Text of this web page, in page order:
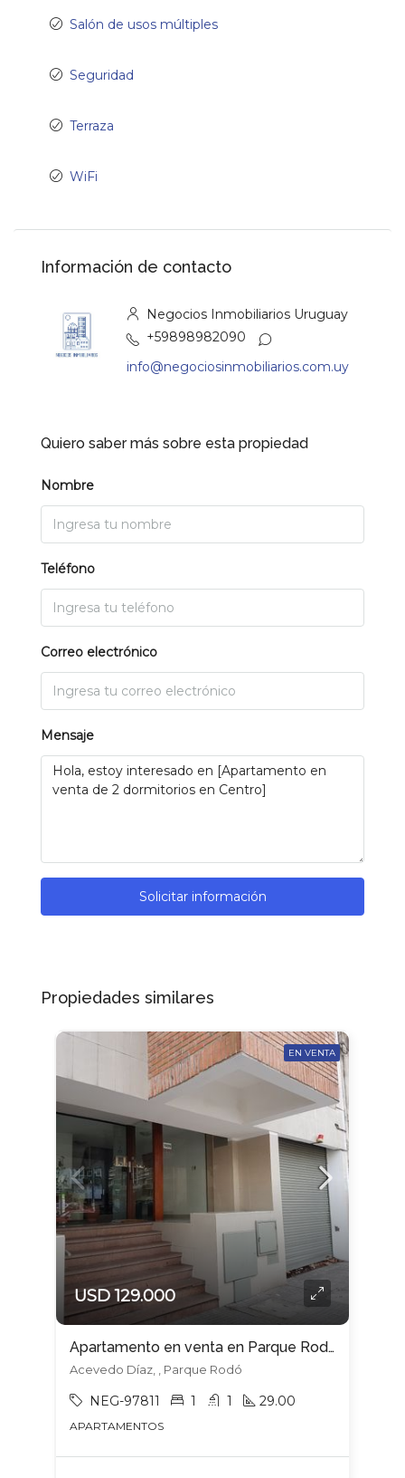
Salón de usos múltiples
Seguridad
Terraza
WiFi
Información de contacto
Negocios Inmobiliarios Uruguay
+59898982090
info@negociosinmobiliarios.com.uy
Quiero saber más sobre esta propiedad
Nombre
Teléfono
Correo electrónico
Mensaje
Solicitar información
Propiedades similares
EN VENTA
USD 129.000
Apartamento en venta en Parque Rodó
Acevedo Díaz, , Parque Rodó
NEG-97811 1 1 29.00
APARTAMENTOS